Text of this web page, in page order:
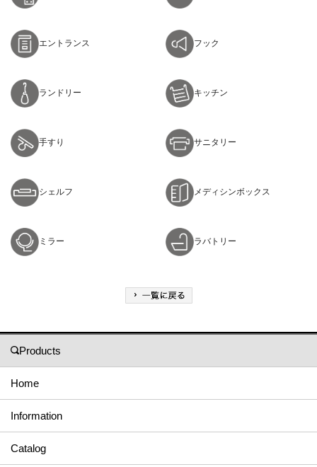
エントランス フック
ランドリー キッチン
手すり サニタリー
シェルフ メディシンボックス
ミラー ラバトリー
Products
Home
Information
Catalog